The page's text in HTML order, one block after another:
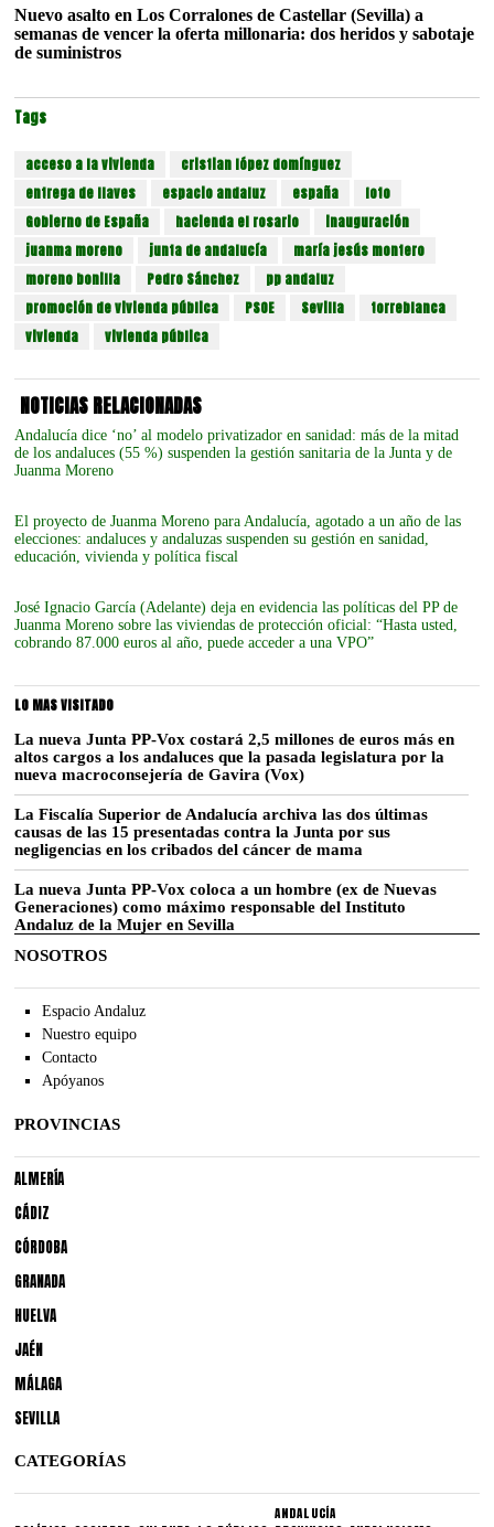
Nuevo asalto en Los Corralones de Castellar (Sevilla) a
semanas de vencer la oferta millonaria: dos heridos y sabotaje
de suministros
Tags
acceso a la vivienda
cristian lópez domínguez
entrega de llaves
espacio andaluz españa
foto
Gobierno de España
hacienda el rosario
inauguración
juanma moreno
junta de andalucía
maría jesús montero
moreno bonilla
Pedro Sánchez
pp andaluz
promoción de vivienda pública
PSOE Sevilla
torreblanca
vivienda
vivienda pública
NOTICIAS RELACIONADAS
Andalucía dice ‘no’ al modelo privatizador en sanidad: más de la mitad
de los andaluces (55 %) suspenden la gestión sanitaria de la Junta y de
Juanma Moreno
El proyecto de Juanma Moreno para Andalucía, agotado a un año de las
elecciones: andaluces y andaluzas suspenden su gestión en sanidad,
educación, vivienda y política fiscal
José Ignacio García (Adelante) deja en evidencia las políticas del PP de
Juanma Moreno sobre las viviendas de protección oficial: “Hasta usted,
cobrando 87.000 euros al año, puede acceder a una VPO”
LO MAS VISITADO
La nueva Junta PP-Vox costará 2,5 millones de euros más en
altos cargos a los andaluces que la pasada legislatura por la
nueva macroconsejería de Gavira (Vox)
La Fiscalía Superior de Andalucía archiva las dos últimas
causas de las 15 presentadas contra la Junta por sus
negligencias en los cribados del cáncer de mama
La nueva Junta PP-Vox coloca a un hombre (ex de Nuevas
Generaciones) como máximo responsable del Instituto
Andaluz de la Mujer en Sevilla
NOSOTROS
Espacio Andaluz
Nuestro equipo
Contacto
Apóyanos
PROVINCIAS
ALMERÍA
CÁDIZ
CÓRDOBA
GRANADA
HUELVA
JAÉN
MÁLAGA
SEVILLA
CATEGORÍAS
ANDALUCÍA